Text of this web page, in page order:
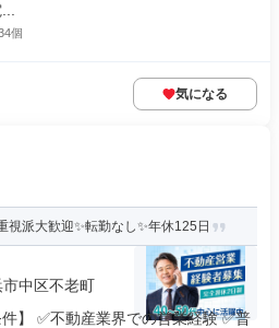
個
気になる
視派大歓迎✨転勤なし✨年休125日
中区不老町
】 ✅不動産業界での営業経験 ✅普